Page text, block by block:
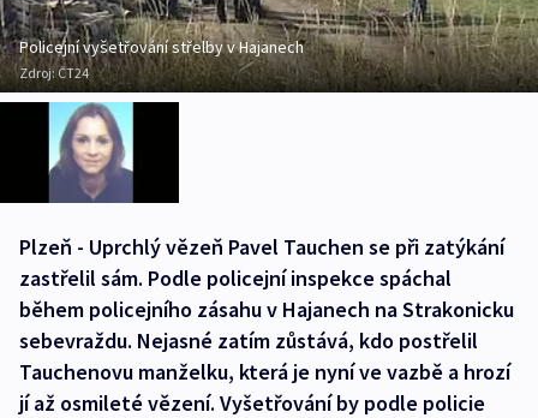
Policejní vyšetřování střelby v Hajanech
Zdroj:ČT24
Plzeň - Uprchlý vězeň Pavel Tauchen se při zatýkání
zastřelil sám. Podle policejní inspekce spáchal
během policejního zásahu v Hajanech na Strakonicku
sebevraždu. Nejasné zatím zůstává, kdo postřelil
Tauchenovu manželku, která je nyní ve vazbě a hrozí
jí až osmileté vězení. Vyšetřování by podle policie